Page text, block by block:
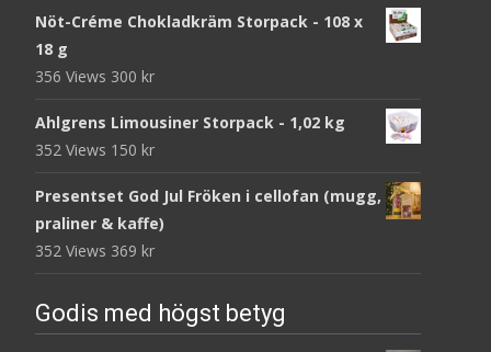
Nöt-Créme Chokladkräm Storpack - 108 x
18 g
356 Views 300 kr
Ahlgrens Limousiner Storpack - 1,02 kg
352 Views 150 kr
Presentset God Jul Fröken i cellofan (mugg,
praliner & kaffe)
352 Views 369 kr
Godis med högst betyg